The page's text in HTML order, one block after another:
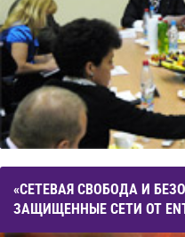
«СЕТЕВАЯ СВОБОДА И
ЗАЩИЩЕННЫЕ СЕТИ ОТ